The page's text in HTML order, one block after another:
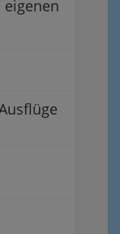
eigenen